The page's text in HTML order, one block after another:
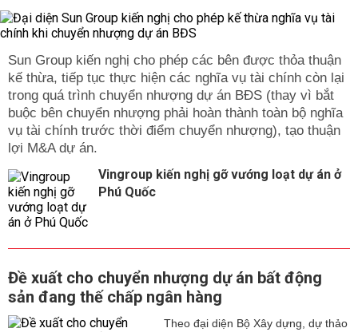
Sun Group kiến nghị cho phép các bên được thỏa thuận
kế thừa, tiếp tục thực hiện các nghĩa vụ tài chính còn lại
trong quá trình chuyển nhượng dự án BĐS (thay vì bắt
buộc bên chuyển nhượng phải hoàn thành toàn bộ nghĩa
vụ tài chính trước thời điểm chuyển nhượng), tạo thuận
lợi M&A dự án.
Vingroup kiến nghị gỡ vướng loạt dự án ở
Phú Quốc
Đề xuất cho chuyển nhượng dự án bất động
sản đang thế chấp ngân hàng
Theo đại diện Bộ Xây dựng, dự thảo